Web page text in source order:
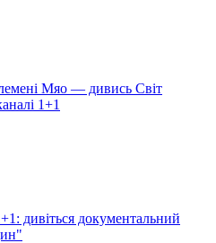
Мяо — дивись Світ
1+1
дивіться документальний